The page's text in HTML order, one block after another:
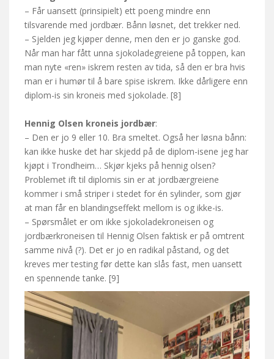
– Får uansett (prinsipielt) ett poeng mindre enn
tilsvarende med jordbær. Bånn løsnet, det trekker ned.
– Sjelden jeg kjøper denne, men den er jo ganske god.
Når man har fått unna sjokoladegreiene på toppen, kan
man nyte «ren» iskrem resten av tida, så den er bra hvis
man er i humør til å bare spise iskrem. Ikke dårligere enn
diplom-is sin kroneis med sjokolade. [8]
Hennig Olsen kroneis jordbær:
– Den er jo 9 eller 10. Bra smeltet. Også her løsna bånn:
kan ikke huske det har skjedd på de diplom-isene jeg har
kjøpt i Trondheim… Skjør kjeks på hennig olsen?
Problemet ift til diplomis sin er at jordbærgreiene
kommer i små striper i stedet for én sylinder, som gjør
at man får en blandingseffekt mellom is og ikke-is.
– Spørsmålet er om ikke sjokoladekroneisen og
jordbærkroneisen til Hennig Olsen faktisk er på omtrent
samme nivå (?). Det er jo en radikal påstand, og det
kreves mer testing før dette kan slås fast, men uansett
en spennende tanke. [9]